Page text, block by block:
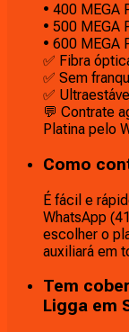
• 400 MEGA
• 500 MEGA
• 600 MEGA
✅ Fibra
✅ Sem
✅
💬 Contrate
Platina pelo
Como
É fácil e
WhatsApp
escolher o
auxiliará em
Tem
Ligga em